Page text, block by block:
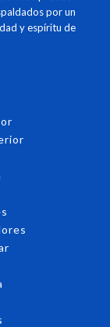
por un
y espíritu de